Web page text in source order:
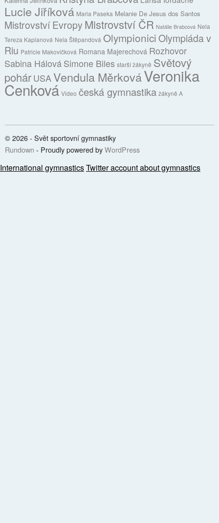
Lucie Jiříková Maria Paseka Melanie De Jesus dos Santos
Mistrovství Evropy Mistrovství ČR Natálie Brabcová Nela
Tereza Kaplanová Nela Štěpandová OlympioniciOlympiáda v
Riu Patricie Makovičková Romana Majerechová Rozhovor
Sabina HálováSimone Biles starší žákyně Světový
pohárUSA Vendula MěrkováVeronika
Cenková Video česká gymnastika žákyně A
© 2026 - Svět sportovní gymnastiky
Rundown - Proudly powered byWordPress
International gymnasticsTwitter account about gymnastics